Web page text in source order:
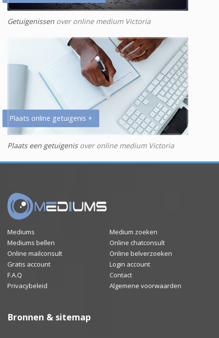
Getuigenissen over online medium Victoria
Plaats online getuigenis +
Plaats een getuigenisover online medium Victoria
Mediums
Medium zoeken
Mediums bellen
Online chatconsult
Online mailconsult
Online belverzoeken
Gratis account
Login account
F.A.Q
Contact
Privacybeleid
Algemene voorwaarden
Bronnen & sitemap